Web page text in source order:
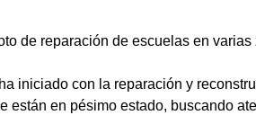
de reparación de escuelas en
iniciado con la reparación y
están en pésimo estado, buscando